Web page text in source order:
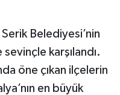
Belediyesi’nin
karşılandı.
öne çıkan ilçelerin
en büyük